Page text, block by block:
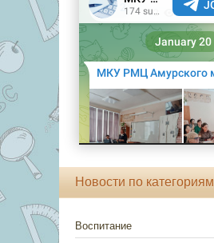
Новости по категориям
Воспитание